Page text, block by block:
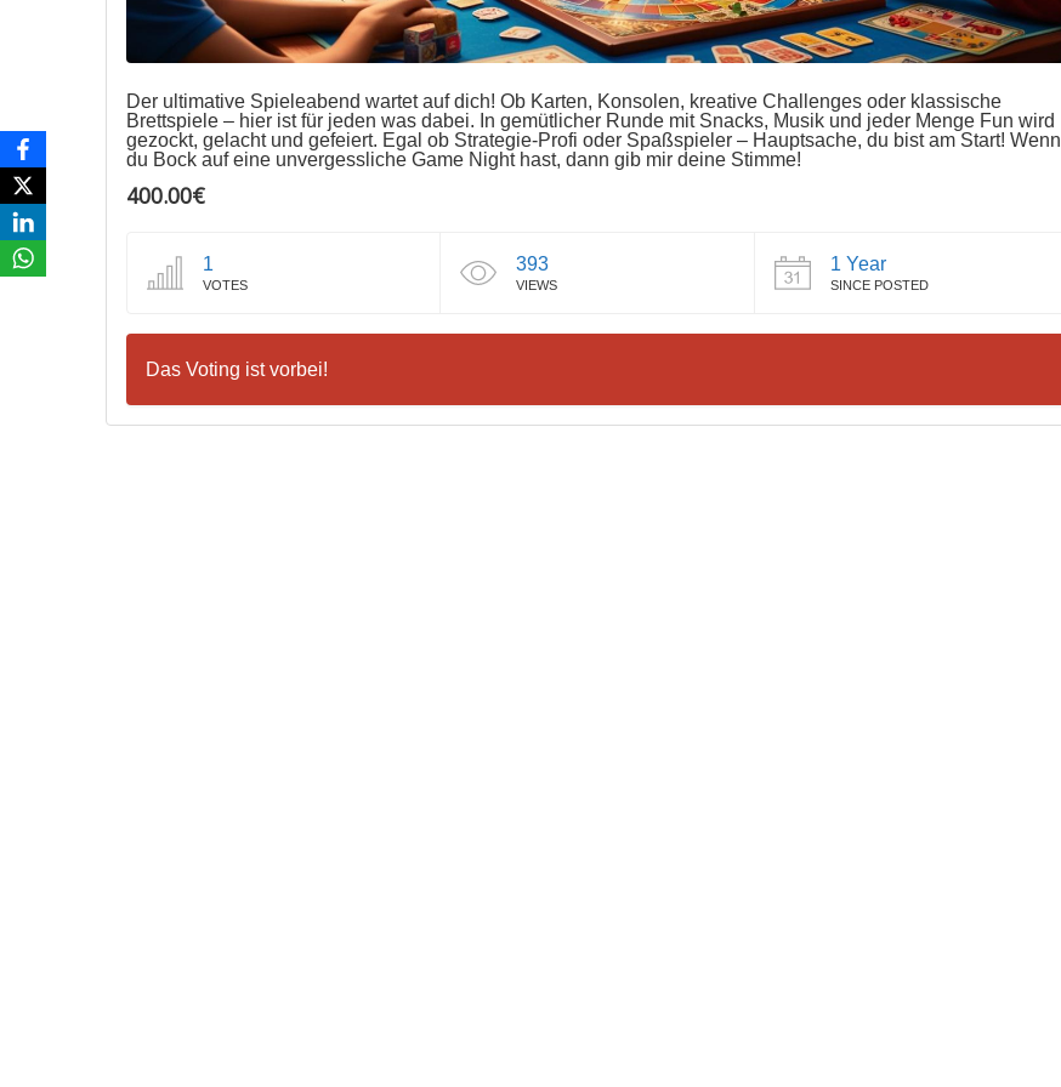
Der ultimative Spieleabend wartet auf dich! Ob Karten, Konsolen, kreative Challenges oder klassische
Brettspiele – hier ist für jeden was dabei. In gemütlicher Runde mit Snacks, Musik und jeder Menge Fun wird
gezockt, gelacht und gefeiert. Egal ob Strategie-Profi oder Spaßspieler – Hauptsache, du bist am Start! Wenn
du Bock auf eine unvergessliche Game Night hast, dann gib mir deine Stimme!
400.00€
1
VOTES
393
VIEWS
1 Year
SINCE POSTED
Das Voting ist vorbei!